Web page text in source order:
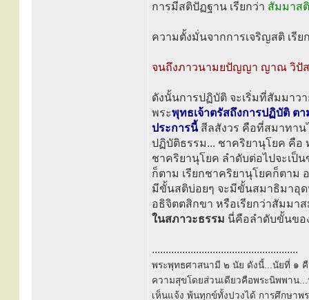
การมีสติปัฏฐาน เรียกว่า สัมมาสติ
ความตั้งมั่นจากการเจริญสติ เรีย
จนถึงภาวนามยปัญญา ญาณ วิปั
ดังนั้นการปฏิบัติ จะเริ่มที่สัมมาว
พระพุทธเจ้าตรัสถึงการปฏิบัติ ต
ประการนี้ สีลสังวร คือที่สมาทาน
ปฏิบัติธรรม... ชาคริยานุโยค คือ
ชาคริยานุโยค ลำดับต่อไปจะเป็
ก็ตาม เรียกชาคริยานุโยคก็ตาม
มีขั้นสติบ่อยๆ จะมีขั้นสมาธิมาอุด
อธิจิตตสิกขา หรือเรียกว่าสัมมา
ในสภาวะธรรม นี่คือลำดับขั้นขอ
.....................................................
พระพุทธศาสนามี ๒ นัย ดังนี้...นัยที่ ๑ คื
ความสุขโดยส่วนเดียวคือพระนิพพาน
เห็นแจ้ง พ้นทุกข์ทั้งปวงได้ การศึกษาพ